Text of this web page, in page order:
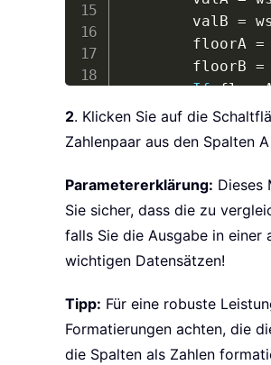
        valB
= ws
        floorA
=
        floorB
=
If
            ws
.
Else
End If
Next
2. Klicken Sie auf die
Zahlenpaar aus den Spalten
Parametererklärung: Dieses
Sie sicher, dass die zu
falls Sie die Ausgabe in einer
wichtigen Datensätzen!
Tipp: Für eine robuste
Formatierungen achten, die
die Spalten als Zahlen